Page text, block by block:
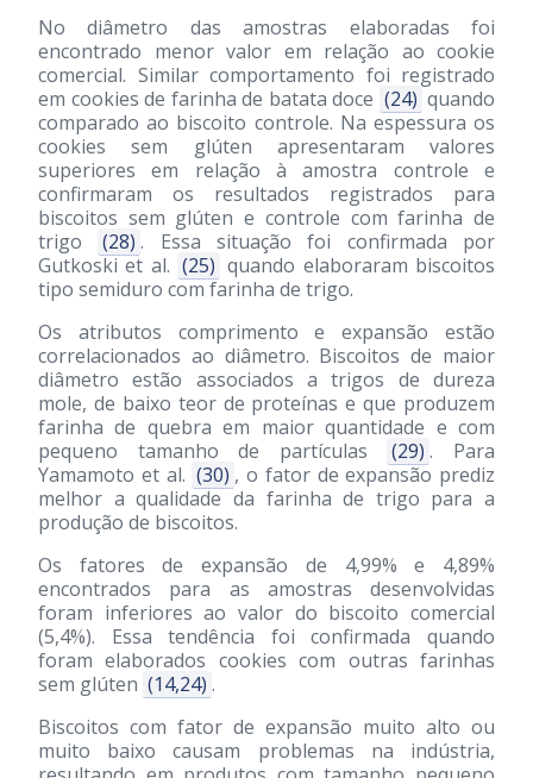
No diâmetro das amostras elaboradas foi
encontrado menor valor em relação ao cookie
comercial. Similar comportamento foi registrado
em cookies de farinha de batata doce (24) quando
comparado ao biscoito controle. Na espessura os
cookies sem glúten apresentaram valores
superiores em relação à amostra controle e
confirmaram os resultados registrados para
biscoitos sem glúten e controle com farinha de
trigo
(28) . Essa situação foi confirmada por
Gutkoski et al. (25) quando elaboraram biscoitos
tipo semiduro com farinha de trigo.
Os atributos comprimento e expansão estão
correlacionados ao diâmetro. Biscoitos de maior
diâmetro estão associados a trigos de dureza
mole, de baixo teor de proteínas e que produzem
farinha de quebra em maior quantidade e com
pequeno tamanho de partículas
(29) . Para
Yamamoto et al. (30) , o fator de expansão prediz
melhor a qualidade da farinha de trigo para a
produção de biscoitos.
Os fatores de expansão de 4,99% e 4,89%
encontrados para as amostras desenvolvidas
foram inferiores ao valor do biscoito comercial
(5,4%). Essa tendência foi confirmada quando
foram elaborados cookies com outras farinhas
sem glúten (14,24) .
Biscoitos com fator de expansão muito alto ou
muito baixo causam problemas na indústria,